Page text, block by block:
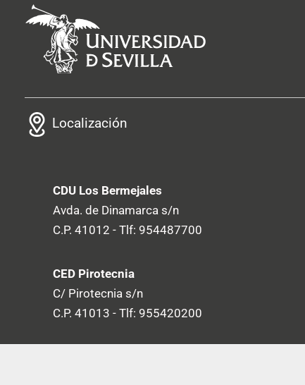
Localización
CDU Los Bermejales
Avda. de Dinamarca s/n
C.P. 41012 - Tlf: 954487700
CED Pirotecnia
C/ Pirotecnia s/n
C.P. 41013 - Tlf: 955420200